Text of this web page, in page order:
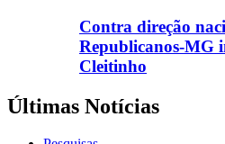
Contra direção
Republicanos-MG
Cleitinho
Últimas Notícias